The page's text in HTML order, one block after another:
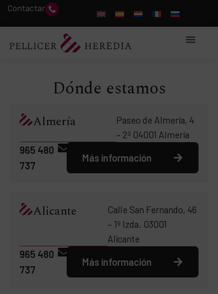
Contactar
Dónde estamos
Almería
Paseo de Almería, 4
– 2º 04001 Almería
965 480
737
Más información
Alicante
Calle San Fernando, 46
– 1º Izda. 03001
Alicante
965 480
737
Más información